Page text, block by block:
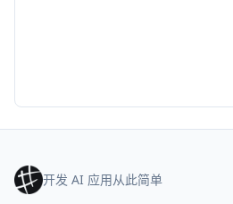
开发 AI 应用从此简单